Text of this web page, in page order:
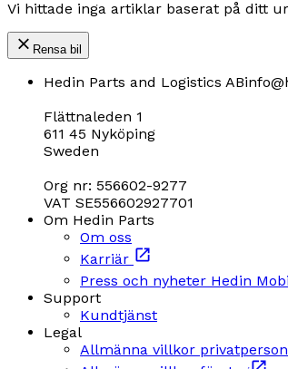
Vi hittade inga artiklar baserat på ditt
Rensa bil
Hedin Parts and Logistics AB
Flättnaleden 1
611 45 Nyköping
Sweden
Org nr: 556602-9277
VAT SE556602927701
Om Hedin Parts
Om oss
Karriär
Press och nyheter Hedin
Support
Kundtjänst
Legal
Allmänna villkor privatperson